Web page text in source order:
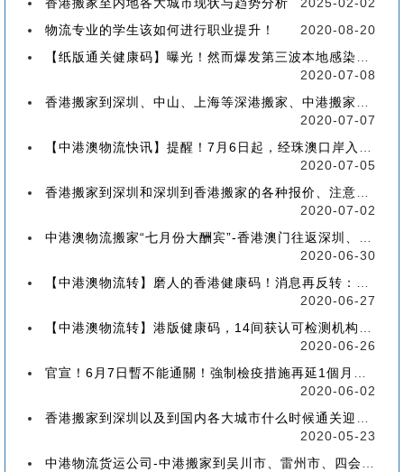
香港搬家至内地各大城市现状与趋势分析
2025-02-02
物流专业的学生该如何进行职业提升！
2020-08-20
【纸版通关健康码】曝光！然而爆发第三波本地感染，或再推迟启用！
2020-07-08
香港搬家到深圳、中山、上海等深港搬家、中港搬家的業務範圍、技術保障
2020-07-07
【中港澳物流快讯】提醒！7月6日起，经珠澳口岸入境有新变化！
2020-07-05
香港搬家到深圳和深圳到香港搬家的各种报价、注意事项和派送价格【深港搬家价格查询】
2020-07-02
中港澳物流搬家“七月份大酬宾”-香港澳门往返深圳、珠海、中山、广州等中港澳搬屋搬家
2020-06-30
【中港澳物流转】磨人的香港健康码！消息再反转：或下周一启用！
2020-06-27
【中港澳物流转】港版健康码，14间获认可检测机构确定！
2020-06-26
官宣！6月7日暫不能通關！強制檢疫措施再延1個月！【香港到深圳搬屋搬家又要延长了】
2020-06-02
香港搬家到深圳以及到国内各大城市什么时候通关迎来好消息
2020-05-23
中港物流货运公司-中港搬家到吴川市、雷州市、四会市、台山市收费标准+流程价格